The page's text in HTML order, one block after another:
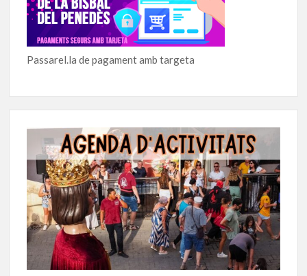
Passarel.la de pagament amb targeta